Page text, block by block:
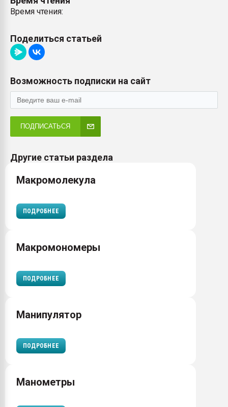
Время чтения:
Поделиться статьей
Возможность подписки на сайт
ПОДПИСАТЬСЯ
Другие статьи раздела
Макромолекула
ПОДРОБНЕЕ
Макромономеры
ПОДРОБНЕЕ
Манипулятор
ПОДРОБНЕЕ
Манометры